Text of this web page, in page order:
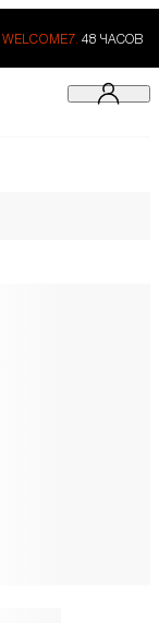
WELCOME7. 48 ЧАСОВ